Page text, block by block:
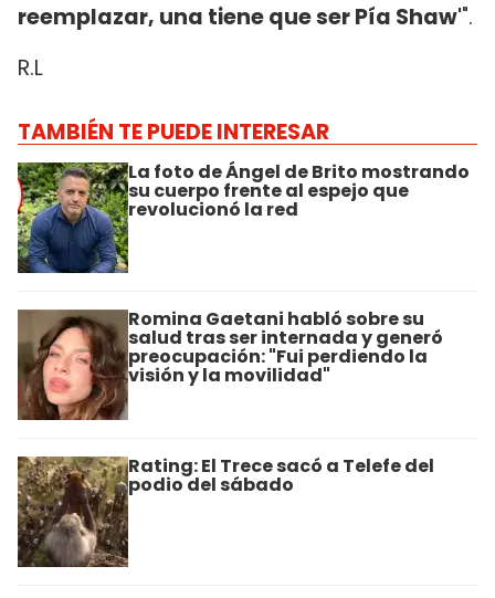
reemplazar, una tiene que ser Pía Shaw'".
R.L
TAMBIÉN TE PUEDE INTERESAR
La foto de Ángel de Brito mostrando
su cuerpo frente al espejo que
revolucionó la red
Romina Gaetani habló sobre su
salud tras ser internada y generó
preocupación: "Fui perdiendo la
visión y la movilidad"
Rating: El Trece sacó a Telefe del
podio del sábado